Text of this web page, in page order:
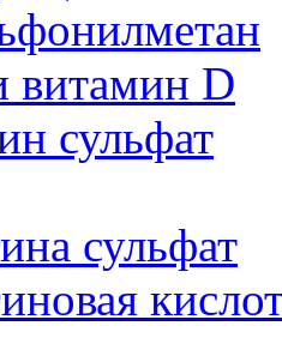
витамин D
сульфат
сульфат